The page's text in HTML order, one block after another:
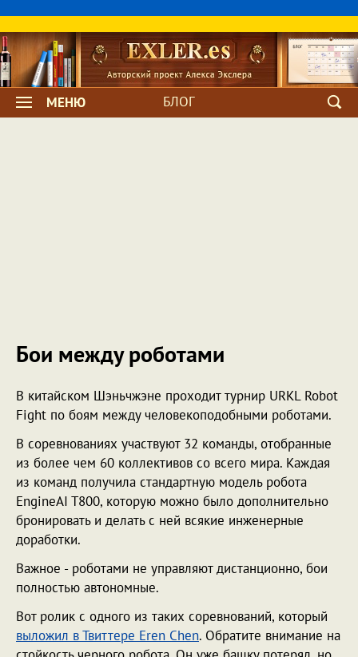
МЕНЮ БЛОГ
Бои между роботами
В китайском Шэньчжэне проходит турнир URKL Robot
Fight по боям между человекоподобными роботами.
В соревнованиях участвуют 32 команды, отобранные
из более чем 60 коллективов со всего мира. Каждая
из команд получила стандартную модель робота
EngineAI T800, которую можно было дополнительно
бронировать и делать с ней всякие инженерные
доработки.
Важное - роботами не управляют дистанционно, бои
полностью автономные.
Вот ролик с одного из таких соревнований, который
выложил в Твиттере Eren Chen. Обратите внимание на